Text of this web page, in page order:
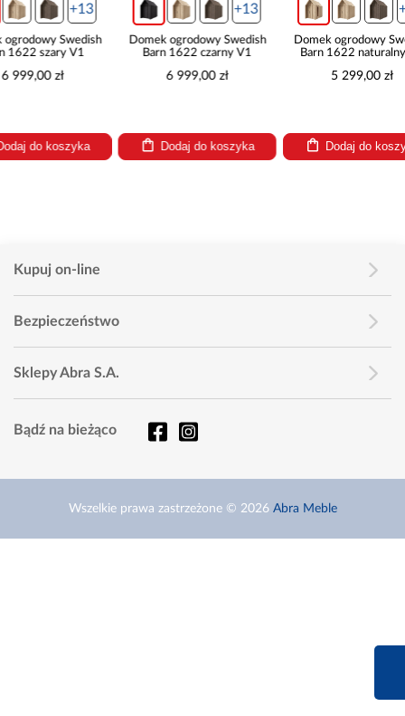
+13
Domek ogrodowy Swedish
Barn 1622 czarny V1
6 999,00 zł
Dodaj do koszyka
Domek ogrodowy Swedish
Barn 1622 naturalny V2
5 299,00 zł
Dodaj do koszyka
Domek
Barn
7
Kupuj on-line
Bezpieczeństwo
Sklepy Abra S.A.
Bądź na bieżąco
Wszelkie prawa zastrzeżone © 2026 Abra Meble